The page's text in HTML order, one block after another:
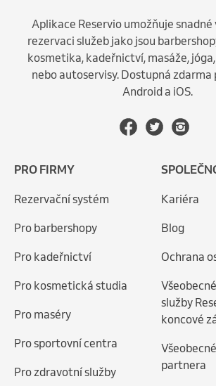
Aplikace Reservio umožňuje snadné
rezervaci služeb jako jsou
kosmetika, kadeřnictví, masáže,
nebo autoservisy. Dostupná
Android a iOS.
PRO FIRMY
Rezervační systém
Pro barbershopy
Pro kadeřnictví
Pro kosmetická studia
Pro maséry
Pro sportovní centra
Pro zdravotní služby
Kariéra
Blog
Ochrana
služby
koncové
partnera